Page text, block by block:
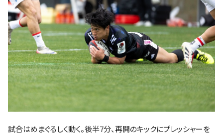
試合はめまぐるしく動く。後半7分、再開のキックにプレッシャーを